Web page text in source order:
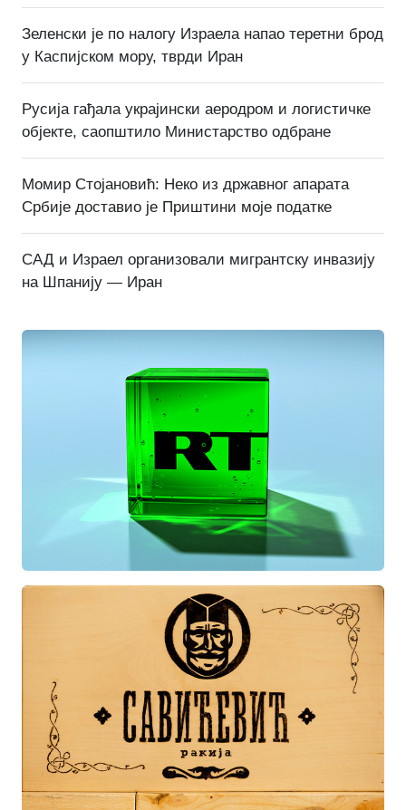
Зеленски је по налогу Израела напао теретни брод
у Каспијском мору, тврди Иран
Русија гађала украјински аеродром и логистичке
објекте, саопштило Министарство одбране
Момир Стојановић: Неко из државног апарата
Србије доставио је Приштини моје податке
САД и Израел организовали мигрантску инвазију
на Шпанију — Иран